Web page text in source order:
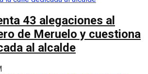
43 alegaciones al
de Meruelo y cuestiona
al alcalde